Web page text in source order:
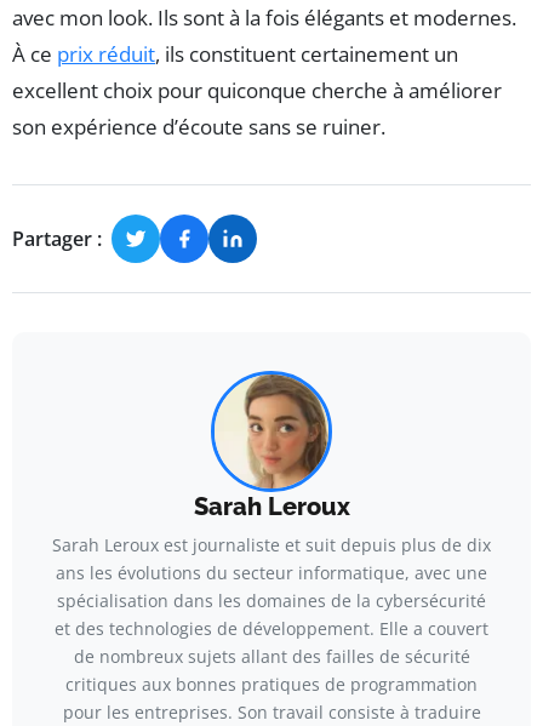
avec mon look. Ils sont à la fois élégants et modernes.
À ce prix réduit, ils constituent certainement un
excellent choix pour quiconque cherche à améliorer
son expérience d’écoute sans se ruiner.
Partager :
Sarah Leroux
Sarah Leroux est journaliste et suit depuis plus de dix
ans les évolutions du secteur informatique, avec une
spécialisation dans les domaines de la cybersécurité
et des technologies de développement. Elle a couvert
de nombreux sujets allant des failles de sécurité
critiques aux bonnes pratiques de programmation
pour les entreprises. Son travail consiste à traduire